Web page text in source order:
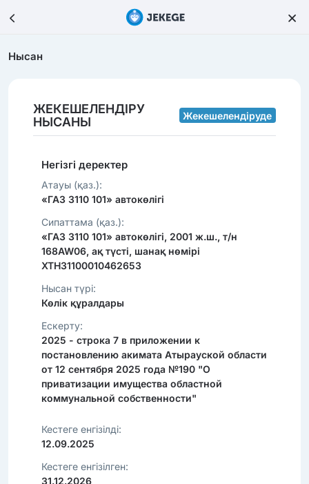
Нысан
ЖЕКЕШЕЛЕНДІРУ
НЫСАНЫ
Жекешелендіруде
Негізгі деректер
Атауы (қаз.):
«ГАЗ 3110 101» автокөлігі
Сипаттама (қаз.):
«ГАЗ 3110 101» автокөлігі, 2001 ж.ш., т/н
168AW06, ақ түсті, шанақ нөмірі
XTH31100010462653
Нысан түрі:
Көлік құралдары
Ескерту:
2025 - строка 7 в приложении к
постановлению акимата Атырауской области
от 12 сентября 2025 года №190 "О
приватизации имущества областной
коммунальной собственности"
Кестеге енгізілді:
12.09.2025
Кестеге енгізілген:
31.12.2026